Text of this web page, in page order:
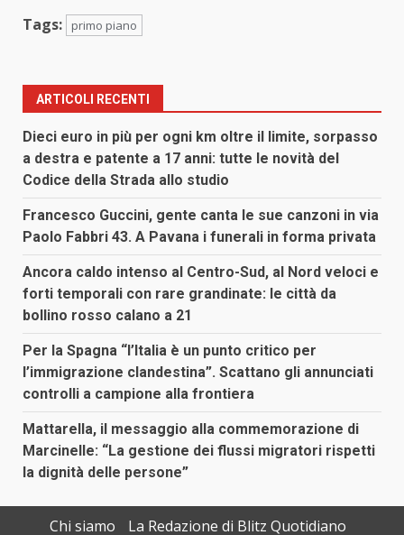
Tags: primo piano
ARTICOLI RECENTI
Dieci euro in più per ogni km oltre il limite, sorpasso
a destra e patente a 17 anni: tutte le novità del
Codice della Strada allo studio
Francesco Guccini, gente canta le sue canzoni in via
Paolo Fabbri 43. A Pavana i funerali in forma privata
Ancora caldo intenso al Centro-Sud, al Nord veloci e
forti temporali con rare grandinate: le città da
bollino rosso calano a 21
Per la Spagna “l’Italia è un punto critico per
l’immigrazione clandestina”. Scattano gli annunciati
controlli a campione alla frontiera
Mattarella, il messaggio alla commemorazione di
Marcinelle: “La gestione dei flussi migratori rispetti
la dignità delle persone”
Chi siamo La Redazione di Blitz Quotidiano